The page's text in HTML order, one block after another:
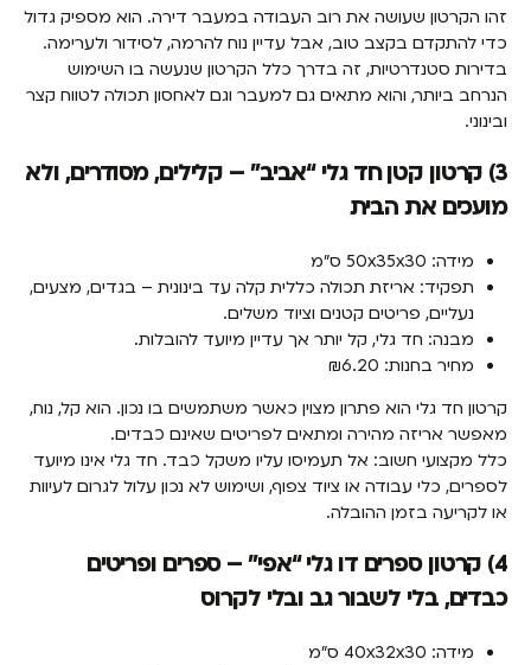
זהו הקרטון שעושה את רוב העבודה במעבר דירה. הוא מספיק גדול
כדי להתקדם בקצב טוב, אבל עדיין נוח להרמה, לסידור ולערימה.
בדירות סטנדרטיות, זה בדרך כלל הקרטון שנעשה בו השימוש
הנרחב ביותר, והוא מתאים גם למעבר וגם לאחסון תכולה לטווח קצר
ובינוני.
3) קרטון קטן חד גלי “אביב” – קלילים, מסודרים, ולא
מועכים את הבית
מידה: 50x35x30 ס"מ
תפקיד: אריזת תכולה כללית קלה עד בינונית – בגדים, מצעים,
נעליים, פריטים קטנים וציוד משלים.
מבנה: חד גלי, קל יותר אך עדיין מיועד להובלות.
מחיר בחנות: ₪6.20
קרטון חד גלי הוא פתרון מצוין כאשר משתמשים בו נכון. הוא קל, נוח,
מאפשר אריזה מהירה ומתאים לפריטים שאינם כבדים.
כלל מקצועי חשוב: אל תעמיסו עליו משקל כבד. חד גלי אינו מיועד
לספרים, כלי עבודה או ציוד צפוף, ושימוש לא נכון עלול לגרום לעיוות
או לקריעה בזמן ההובלה.
4) קרטון ספרים דו גלי “אפי” – ספרים ופריטים
כבדים, בלי לשבור גב ובלי לקרוס
מידה: 40x32x30 ס"מ